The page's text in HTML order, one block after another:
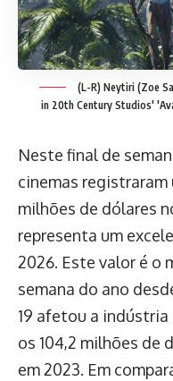
(L-R) Neytiri (Zoe
in 20th Century Studios'
Neste final de
cinemas registraram
milhões de dólares
representa um
2026. Este valor é o
semana do ano
19 afetou a
os 104,2 milhões de
em 2023. Em